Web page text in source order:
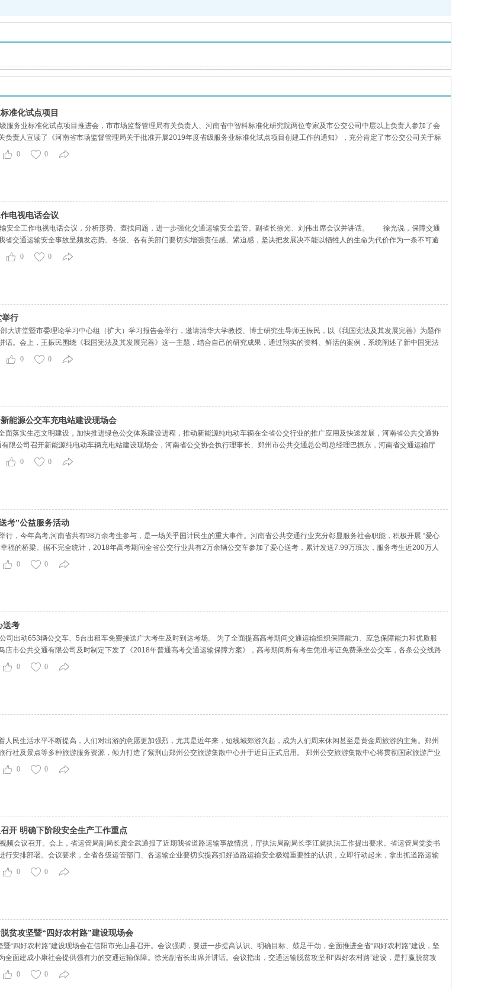
准化试点项目
服务业标准化试点项目推进会，市市场监督管理局有关负责人、河南省中智科标准化研究院两位专家及市公交公司中层以上负责人参加了会
人宣读了《河南省市场监督管理局关于批准开展2019年度省级服务业标准化试点项目创建工作的通知》，充分肯定了市公交公司关于标
大力支持全面推进标准化建设工作。中智科标准化研究院专家对参会人员作了专题知识培训讲座，并对现场人员进行了标准化知识测
对
0 0
电视电话会议
全工作电视电话会议，分析形势、查找问题，进一步强化交通运输安全监管。副省长徐光、刘伟出席会议并讲话。 徐光说，保障交通
省交通运输安全事故呈频发态势。各级、各有关部门要切实增强责任感、紧迫感，坚决把发展决不能以牺牲人的生命为代价作为一条不可逾
教训，突出抓好道路运输安全监管，建立完善联席会议、应急联动、责任落实、隐患管理、失信惩戒五项机制，坚决稳定全省交通运输安全
0 0
举行
大讲堂暨市委理论学习中心组（扩大）学习报告会举行，邀请清华大学教授、博士研究生导师王振民，以《我国宪法及其发展完善》为题作
话。会上，王振民围绕《我国宪法及其发展完善》这一主题，结合自己的研究成果，通过翔实的资料、鲜活的案例，系统阐述了新中国宪法
容、发展历史、功能作用，并重点对第五次修宪的背景、意义、内容等进行了深度诠释和解读。报告主旨鲜明、内涵丰富，对于全市各级领
0 0
能源公交车充电站建设现场会
面落实生态文明建设，加快推进绿色公交体系建设进程，推动新能源纯电动车辆在全省公交行业的推广应用及快速发展，河南省公共交通协
限公司召开新能源纯电动车辆充电站建设现场会，河南省公交协会执行理事长、郑州市公共交通总公司总经理巴振东，河南省交通运输厅
交通协会会员单位主要负责人、相关部门负责人参加会议。 近年来，商丘市公共交通有限公司大力发展新能源纯电动车辆，目前已经购置
了
0 0
考”公益服务活动
行，今年高考,河南省共有98万余考生参与，是一场关乎国计民生的重大事件。河南省公共交通行业充分彰显服务社会职能，积极开展 “爱心
福的桥梁。据不完全统计，2018年高考期间全省公交行业共有2万余辆公交车参加了爱心送考，累计发送7.99万班次，服务考生近200万人
费乘坐公交车的服务以外，今年全省公交行业在服务社会、助力高考方面，又采取了新举措。 郑州、安阳、许昌、周口等城市公交企业，
0 0
送考
司出动653辆公交车、5台出租车免费接送广大考生及时到达考场。 为了全面提高高考期间交通运输组织保障能力、应急保障能力和优质服
店市公共交通有限公司及时制定下发了《2018年普通高考交通运输保障方案》，高考期间所有考生凭准考证免费乘坐公交车，各条公交线路
了给考生创造一个良好的考试环境，驻马店市公共交通有限公司还要求车辆经过考点附近时，禁止鸣笛、缓速通过，并调低报站器音量；司
0 0
人民生活水平不断提高，人们对出游的意愿更加强烈，尤其是近年来，短线城郊游兴起，成为人们周末休闲甚至是黄金周旅游的主角。郑州
行社及景点等多种旅游服务资源，倾力打造了紫荆山郑州公交旅游集散中心并于近日正式启用。 郑州公交旅游集散中心将贯彻国家旅游产业
企业品牌的社会影响力和信誉度，利用自身车辆资源、旅行社资源和景区资源优势，通过旅游集散中心拓展旅游服务领域，为游客提供更加
0 0
开 明确下阶段安全生产工作重点
频会议召开。会上，省运管局副局长龚全武通报了近期我省道路运输事故情况，厅执法局副局长李江就执法工作提出要求。省运管局党委书
行安排部署。会议要求，全省各级运管部门、各运输企业要切实提高抓好道路运输安全极端重要性的认识，立即行动起来，拿出抓道路运输
全、以实干求安全。下阶段要重点抓好以下工作：一要抓好事故隐患排查。各级运管部门要督促各运输企业抓好安全生产责任制落实，立即
0 0
贫攻坚暨“四好农村路”建设现场会
“四好农村路”建设现场会在信阳市光山县召开。会议强调，要进一步提高认识、明确目标、鼓足干劲，全面推进全省“四好农村路”建设，坚
全面建成小康社会提供强有力的交通运输保障。徐光副省长出席并讲话。会议指出，交通运输脱贫攻坚和“四好农村路”建设，是打赢脱贫攻
保障，是推动交通运输高质量发展的内在要求，各级各部门要认真贯彻落实习近平总书记关于脱贫攻坚和“四好农村路”重要指示及全省脱贫
0 0